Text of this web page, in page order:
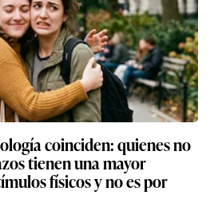
coinciden: quienes no
tienen una mayor
físicos y no es por